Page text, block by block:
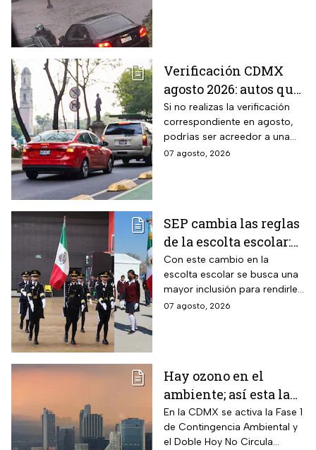
Verificación CDMX
agosto 2026: autos que
deben hacer el
trámite y posibles
multas
Si no realizas la verificación
correspondiente en agosto,
podrías ser acreedor a una
sanción económica
07 agosto, 2026
SEP cambia las reglas
de la escolta escolar:
¿cómo se elegirá a los
alumnos a partir de
ahora?
Con este cambio en la
escolta escolar se busca una
mayor inclusión para rendirle
honores a la bandera
07 agosto, 2026
Hay ozono en el
ambiente; así esta la
calidad del aire en
CDMX hoy
En la CDMX se activa la Fase 1
de Contingencia Ambiental y
el Doble Hoy No Circula